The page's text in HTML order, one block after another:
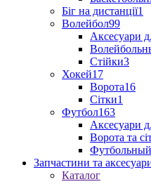
Біг на дистанції1
Волейбол99
Аксесуари
Стійки3
Хокей17
Ворота16
Сітки1
Футбол163
Аксесуари
Ворота та
Запчастини та
Каталог